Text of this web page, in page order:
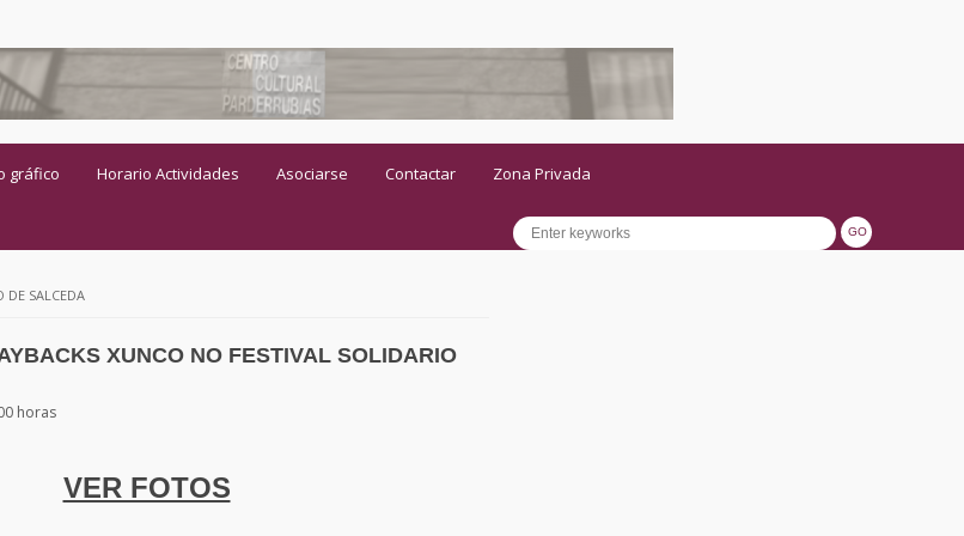
gráfico Horario Actividades Asociarse Contactar Zona Privada
DE SALCEDA
XUNCO NO FESTIVAL SOLIDARIO
horas
VER FOTOS